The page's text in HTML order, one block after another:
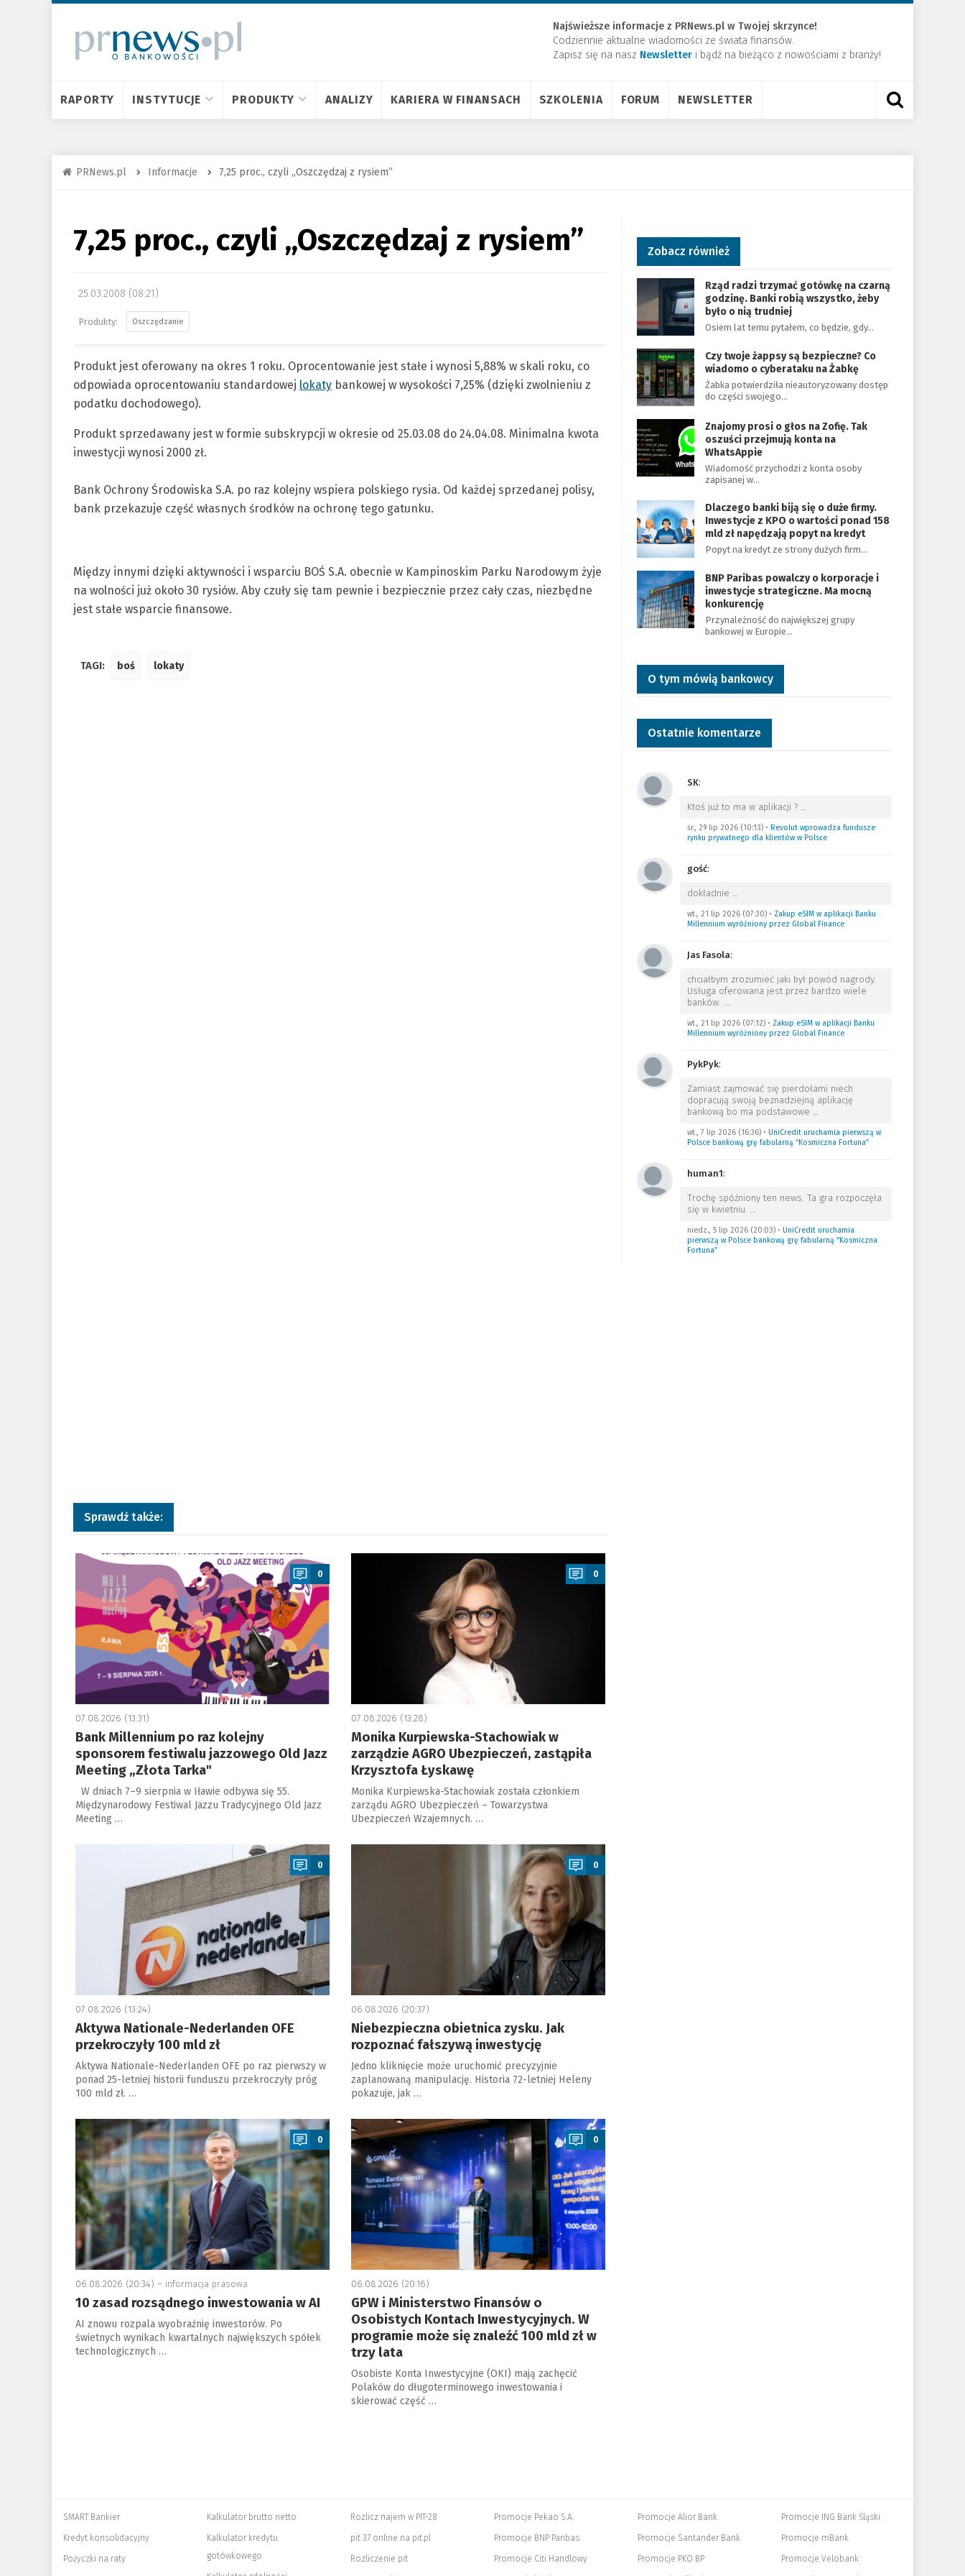
Najświeższe informacje z PRNews.pl w Twojej skrzynce!
Codziennie aktualne wiadomości ze świata finansów.
Zapisz się na nasz Newsletter ​i bądź na bieżąco z nowościami z branży!
RAPORTY INSTYTUCJE PRODUKTY ANALIZY KARIERA W FINANSACH SZKOLENIA FORUM NEWSLETTER
PRNews.pl Informacje 7,25 proc., czyli „Oszczędzaj z rysiem”
7,25 proc., czyli „Oszczędzaj z rysiem”
25.03.2008 (08:21)
Oszczędzanie
Produkt jest oferowany na okres 1 roku. Oprocentowanie jest stałe i wynosi 5,88% w skali roku, co
odpowiada oprocentowaniu standardowej lokaty bankowej w wysokości 7,25% (dzięki zwolnieniu z
podatku dochodowego).
Produkt sprzedawany jest w formie subskrypcji w okresie od 25.03.08 do 24.04.08. Minimalna kwota
inwestycji wynosi 2000 zł.
Bank Ochrony Środowiska S.A. po raz kolejny wspiera polskiego rysia. Od każdej sprzedanej polisy,
bank przekazuje część własnych środków na ochronę tego gatunku.
Między innymi dzięki aktywności i wsparciu BOŚ S.A. obecnie w Kampinoskim Parku Narodowym żyje
na wolności już około 30 rysiów. Aby czuły się tam pewnie i bezpiecznie przez cały czas, niezbędne
jest stałe wsparcie finansowe.
TAGI: boś lokaty
Sprawdź także:
a
0
07.08.2026 (13:31)
Bank Millennium po raz kolejny
sponsorem festiwalu jazzowego Old Jazz
Meeting „Złota Tarka"
W dniach 7–9 sierpnia w Iławie odbywa się 55.
Międzynarodowy Festiwal Jazzu Tradycyjnego Old Jazz
Meeting …
a
0
07.08.2026 (13:28)
Monika Kurpiewska-Stachowiak w
zarządzie AGRO Ubezpieczeń, zastąpiła
Krzysztofa Łyskawę
Monika Kurpiewska-Stachowiak została członkiem
zarządu AGRO Ubezpieczeń – Towarzystwa
Ubezpieczeń Wzajemnych. …
0
07.08.2026 (13:24)
Aktywa Nationale-Nederlanden OFE
przekroczyły 100 mld zł
Aktywa Nationale-Nederlanden OFE po raz pierwszy w
ponad 25-letniej historii funduszu przekroczyły próg
100 mld zł. …
a
0
06.08.2026 (20:37)
Niebezpieczna obietnica zysku. Jak
rozpoznać fałszywą inwestycję
Jedno kliknięcie może uruchomić precyzyjnie
zaplanowaną manipulację. Historia 72-letniej Heleny
pokazuje, jak …
a
0
06.08.2026 (20:34) – informacja prasowa
10 zasad rozsądnego inwestowania w AI
AI znowu rozpala wyobraźnię inwestorów. Po
świetnych wynikach kwartalnych największych spółek
technologicznych …
a
0
06.08.2026 (20:16)
GPW i Ministerstwo Finansów o
Osobistych Kontach Inwestycyjnych. W
programie może się znaleźć 100 mld zł w
trzy lata
Osobiste Konta Inwestycyjne (OKI) mają zachęcić
Polaków do długoterminowego inwestowania i
skierować część …
Zobacz również
Rząd radzi trzymać gotówkę na czarną
godzinę. Banki robią wszystko, żeby
było o nią trudniej
Osiem lat temu pytałem, co będzie, gdy…
Czy twoje żappsy są bezpieczne? Co
wiadomo o cyberataku na Żabkę
Żabka potwierdziła nieautoryzowany dostęp
do części swojego…
Znajomy prosi o głos na Zofię. Tak
oszuści przejmują konta na
WhatsAppie
Wiadomość przychodzi z konta osoby
zapisanej w…
Dlaczego banki biją się o duże firmy.
Inwestycje z KPO o wartości ponad 158
mld zł napędzają popyt na kredyt
Popyt na kredyt ze strony dużych firm…
BNP Paribas powalczy o korporacje i
inwestycje strategiczne. Ma mocną
konkurencję
Przynależność do największej grupy
bankowej w Europie…
O tym mówią bankowcy
Ostatnie komentarze
SK:
Ktoś już to ma w aplikacji ? …
śr., 29 lip 2026 (10:13)• Revolut wprowadza fundusze
rynku prywatnego dla klientów w Polsce
gość:
dokładnie …
wt., 21 lip 2026 (07:30)• Zakup eSIM w aplikacji Banku
Millennium wyróżniony przez Global Finance
Jas Fasola:
chciałbym zrozumieć jaki był powód nagrody.
Usługa oferowana jest przez bardzo wiele
banków. …
wt., 21 lip 2026 (07:12)• Zakup eSIM w aplikacji Banku
Millennium wyróżniony przez Global Finance
PykPyk:
Zamiast zajmować się pierdołami niech
dopracują swoją beznadziejną aplikację
bankową bo ma podstawowe …
wt., 7 lip 2026 (16:36)• UniCredit uruchamia pierwszą w
Polsce bankową grę fabularną “Kosmiczna Fortuna”
human1:
Trochę spóźniony ten news. Ta gra rozpoczęła
się w kwietniu. …
niedz., 5 lip 2026 (20:03)• UniCredit uruchamia
pierwszą w Polsce bankową grę fabularną “Kosmiczna
Fortuna”
SMART Bankier
Kredyt konsolidacyjny
Pożyczki na raty
Kalkulator brutto netto
Kalkulator kredytu
gotówkowego
Rozlicz najem w PIT-28
pit 37 online na pit.pl
Rozliczenie pit
Promocje Pekao S.A.
Promocje BNP Paribas
Promocje Citi Handlowy
Promocje Alior Bank
Promocje Santander Bank
Promocje PKO BP
Promocje ING Bank Śląski
Promocje mBank
Promocje Velobank